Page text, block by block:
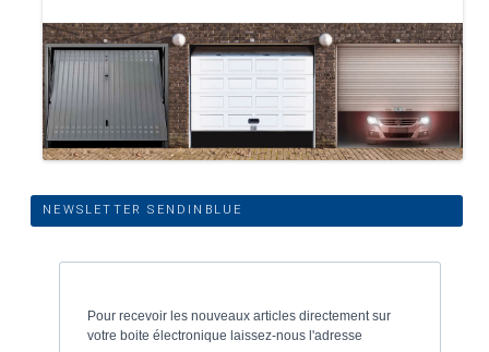
NEWSLETTER SENDINBLUE